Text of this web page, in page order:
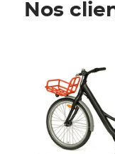
Nos